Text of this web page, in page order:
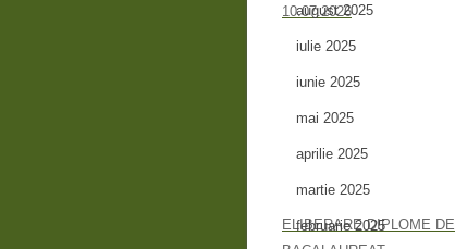
10.07.2026
ELIBERARE DIPLOME DE
august 2025
iulie 2025
iunie 2025
mai 2025
aprilie 2025
martie 2025
februarie 2025